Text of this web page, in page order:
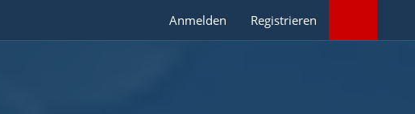
Anmelden Registrieren